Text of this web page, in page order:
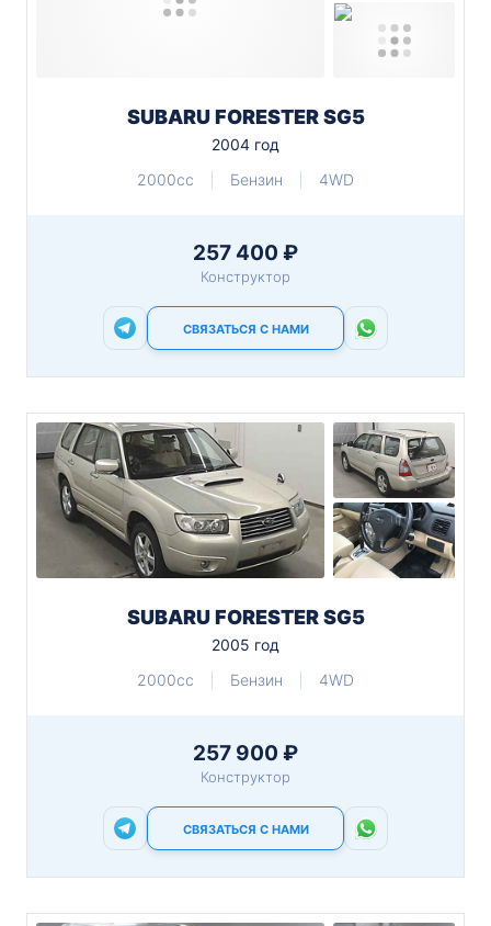
SUBARU FORESTER SG5
2004 год
2000cc
Бензин 4WD
257 400 ₽
Конструктор
СВЯЗАТЬСЯ С НАМИ
SUBARU FORESTER SG5
2005 год
2000cc
Бензин 4WD
257 900 ₽
Конструктор
СВЯЗАТЬСЯ С НАМИ